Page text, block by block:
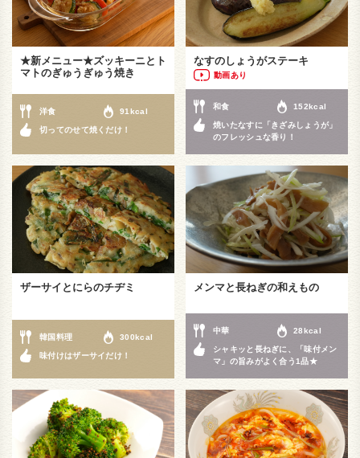
★新メニュー★ズッキーニとト
マトのぎゅうぎゅう焼き
洋食 91kcal
切ってのせて焼くだけ！
なすのしょうがステーキ
動画あり
和食 152kcal
焼いたなすに「きざみしょうが」
のフレッシュな香り！
ザーサイとにらのチヂミ
韓国料理 300kcal
味付けはザーサイだけ！
メンマと長ねぎの和えもの
中華 28kcal
シャキッと長ねぎに、「味付メン
マ」の旨みがよく合う1品★